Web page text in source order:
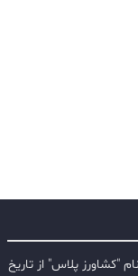
"کشاورز پلاس" از تاریخ